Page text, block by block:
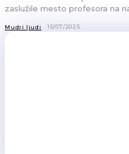
zaslužile mesto profesora na
Mudri ljudi 15/07/2025